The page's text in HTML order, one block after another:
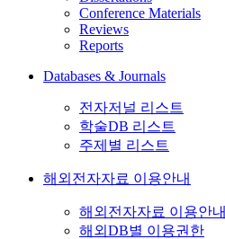
Conference Materials
Reviews
Reports
Databases & Journals
전자저널 리스트
학술DB 리스트
주제별 리스트
해외전자자료 이용안내
해외전자자료 이용안내
해외DB별 이용권한